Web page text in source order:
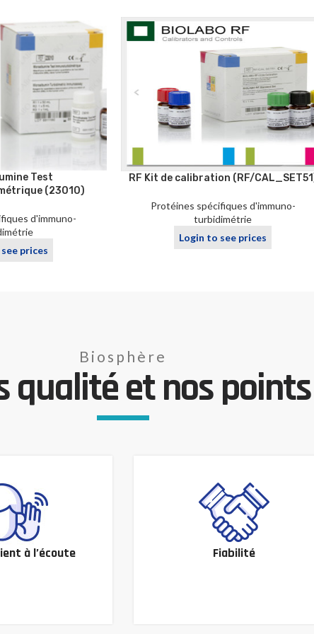
Test
(23010)
d'immuno-
prices
RF Kit de calibration (RF/
Protéines spécifiques d'immuno-
turbidimétrie
Login to see prices
Biosphère
qualité et nos
à l’écoute Fiabilité